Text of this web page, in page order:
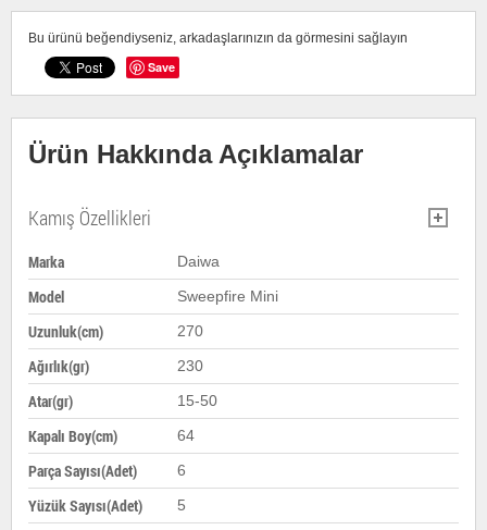
Bu ürünü beğendiyseniz, arkadaşlarınızın da görmesini sağlayın
Save
Ürün Hakkında Açıklamalar
Kamış Özellikleri
Marka Daiwa
Model Sweepfire Mini
Uzunluk(cm) 270
Ağırlık(gr) 230
Atar(gr) 15-50
Kapalı Boy(cm) 64
Parça Sayısı(Adet) 6
Yüzük Sayısı(Adet) 5